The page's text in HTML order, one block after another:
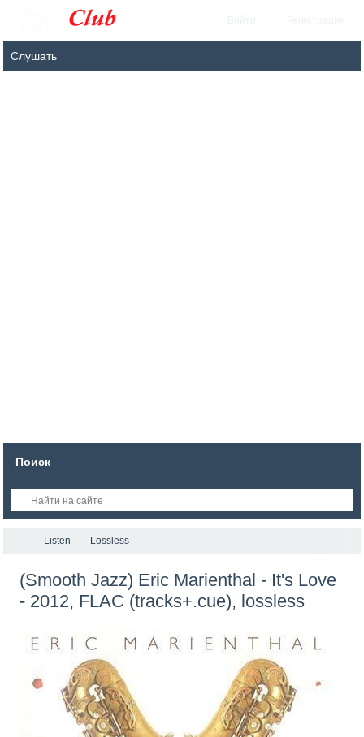
Поиск
Listen Lossless
(Smooth Jazz) Eric Marienthal - It's Love
- 2012, FLAC (tracks+.cue), lossless